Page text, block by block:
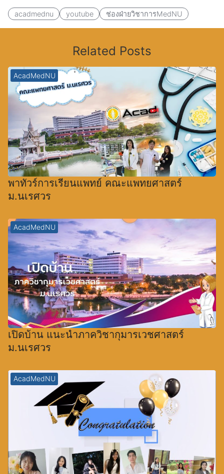
acadmednu youtube ช่องฝ่ายวิชาการMedNU
Related Posts
AcadMedNU
พาทัวร์การเรียนแพทย์ คณะแพทยศาสตร์
ม.นเรศวร
AcadMedNU
เปิดบ้าน แนะนำภาควิชากุมารเวชศาสตร์
ม.นเรศวร
AcadMedNU